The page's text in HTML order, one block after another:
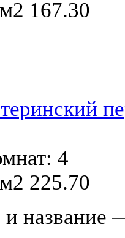
167.30
4
225.70
и